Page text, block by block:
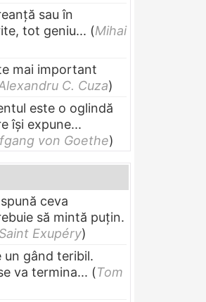
sau în
tot geniu... (Mihai
mai important
C. Cuza)
este o oglindă
își expune...
von Goethe)
ceva
să mintă puțin.
Exupéry)
un gând teribil.
va termina... (Tom